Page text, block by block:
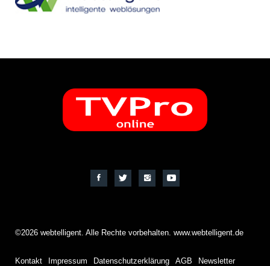
©2026 webtelligent. Alle Rechte vorbehalten. www.webtelligent.de
Kontakt Impressum Datenschutzerklärung AGB Newsletter